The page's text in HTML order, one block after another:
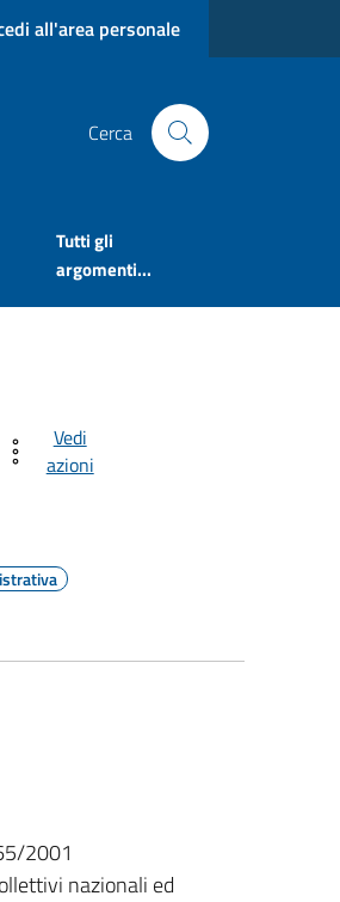
all'area personale
Cerca
Tutti gli
argomenti...
Vedi
azioni
2001
nazionali ed